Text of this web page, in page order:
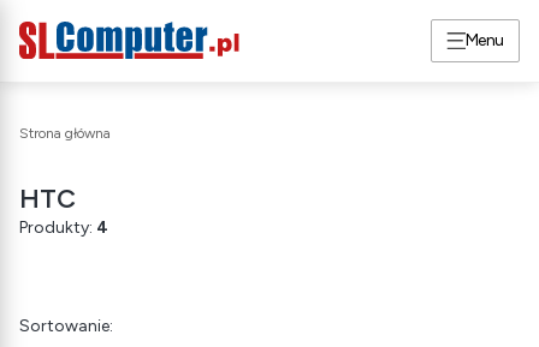
Menu
Strona główna
HTC
Produkty: 4
Lista produktów
Sortowanie: